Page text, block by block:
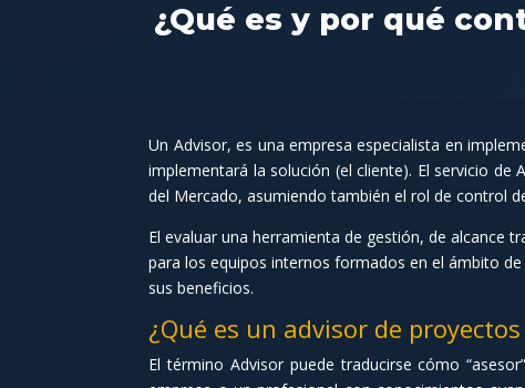
¿Qué es y por qué
Un Advisor, es una empresa especialista en
implementará la solución (el cliente). El servicio
del Mercado, asumiendo también el rol de control
El evaluar una herramienta de gestión, de alcance
para los equipos internos formados en el ámbito
sus beneficios.
¿Qué es un advisor de proyectos
El término Advisor puede traducirse cómo